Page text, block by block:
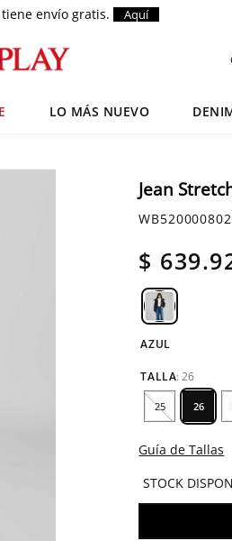
envío gratis. Aquí
LO MÁS NUEVO
Jean
$ 639.
AZUL
TALLA: 26
25 26
Guía de Tallas
STOCK